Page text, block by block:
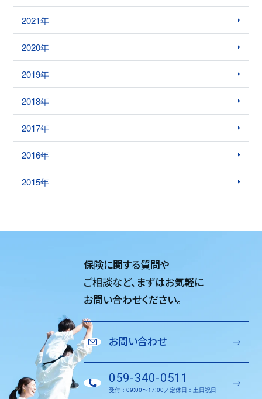
2021年
2020年
2019年
2018年
2017年
2016年
2015年
保険に関する質問や
ご相談など、 まずはお気軽に
お問い合わせください。
お問い合わせ
059-340-0511
受付：09:00〜17:00／定休日：土日祝日